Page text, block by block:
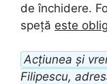
de închidere.
speță este
Acțiunea și
Filipescu,